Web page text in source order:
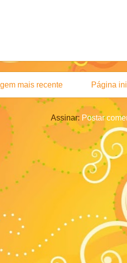
mais recente Página
Assinar: Postar